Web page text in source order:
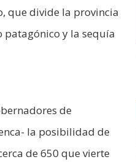
que divide la provincia
patagónico y la sequía
de
la posibilidad de
de 650 que vierte